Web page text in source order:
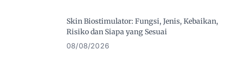
Skin Biostimulator: Fungsi, Jenis, Kebaikan,
Risiko dan Siapa yang Sesuai
08/08/2026